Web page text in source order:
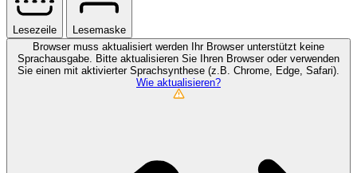
Lesezeile
Lesemaske
Browser muss aktualisiert werden Ihr Browser unterstützt keine
Sprachausgabe. Bitte aktualisieren Sie Ihren Browser oder verwenden
Sie einen mit aktivierter Sprachsynthese (z.B. Chrome, Edge, Safari).
Wie aktualisieren?